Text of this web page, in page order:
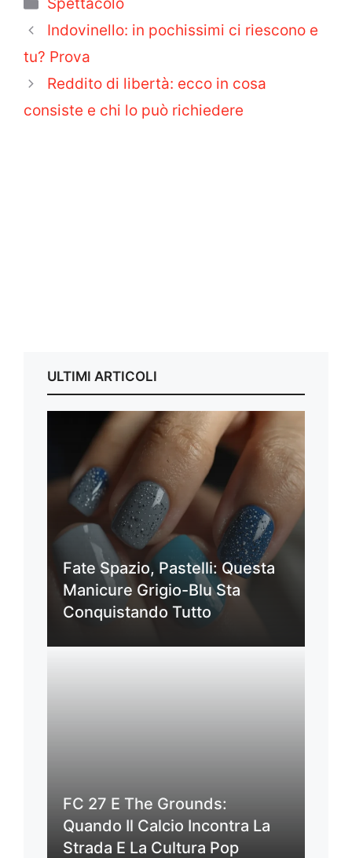
Spettacolo
Indovinello: in pochissimi ci riescono e
tu? Prova
Reddito di libertà: ecco in cosa
consiste e chi lo può richiedere
ULTIMI ARTICOLI
Fate Spazio, Pastelli: Questa
Manicure Grigio-Blu Sta
Conquistando Tutto
FC 27 E The Grounds:
Quando Il Calcio Incontra La
Strada E La Cultura Pop